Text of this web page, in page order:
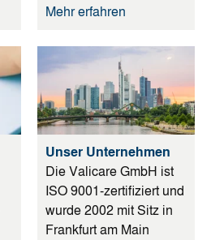
Mehr erfahren
Unser Unternehmen
Die Valicare GmbH ist
ISO 9001-zertifiziert und
wurde 2002 mit Sitz in
Frankfurt am Main